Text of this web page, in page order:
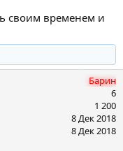
своим временем и
Барин
6
1 200
8 Дек 2018
8 Дек 2018